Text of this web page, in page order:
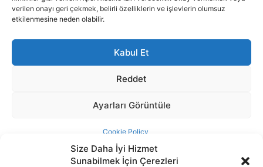
Size Daha İyi Hizmet
Sunabilmek İçin Çerezleri